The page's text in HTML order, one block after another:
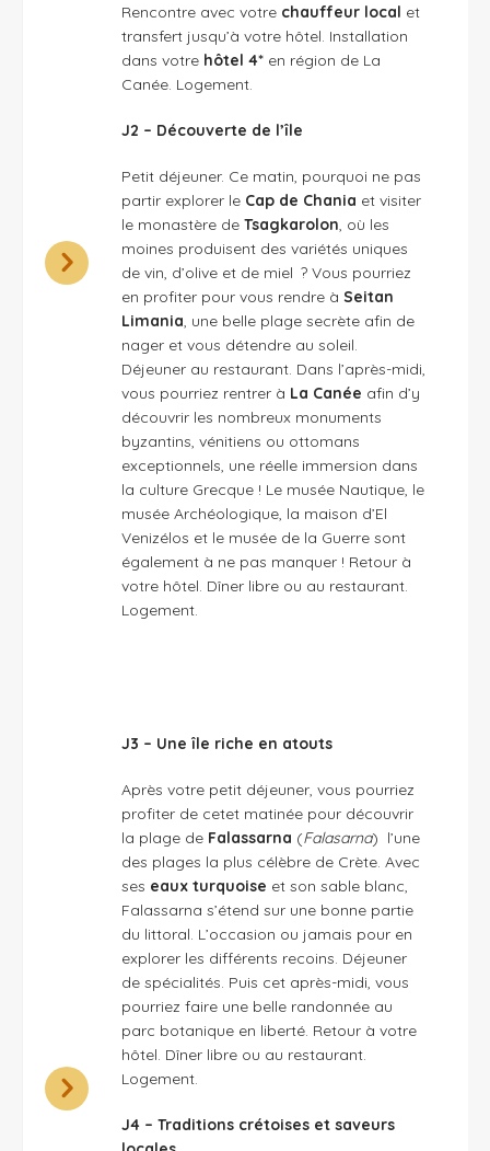
Rencontre avec votre chauffeur local et
transfert jusqu’à votre hôtel. Installation
dans votre hôtel 4*en région de La
Canée. Logement.
J2 – Découverte de l’île
Petit déjeuner. Ce matin, pourquoi ne pas
partir explorer le Cap de Chania et visiter
le monastère de Tsagkarolon, où les
moines produisent des variétés uniques
de vin, d’olive et de miel ? Vous pourriez
en profiter pour vous rendre à Seitan
Limania, une belle plage secrète afin de
nager et vous détendre au soleil.
Déjeuner au restaurant. Dans l’après-midi,
vous pourriez rentrer à La Canée afin d’y
découvrir les nombreux monuments
byzantins, vénitiens ou ottomans
exceptionnels, une réelle immersion dans
la culture Grecque ! Le musée Nautique, le
musée Archéologique, la maison d’El
Venizélos et le musée de la Guerre sont
également à ne pas manquer ! Retour à
votre hôtel. Dîner libre ou au restaurant.
Logement.
J3 – Une île riche en atouts
Après votre petit déjeuner, vous pourriez
profiter de cetet matinée pour découvrir
la plage de Falassarna (Falasarna) l’une
des plages la plus célèbre de Crète. Avec
ses eaux turquoise et son sable blanc,
Falassarna s’étend sur une bonne partie
du littoral. L’occasion ou jamais pour en
explorer les différents recoins. Déjeuner
de spécialités. Puis cet après-midi, vous
pourriez faire une belle randonnée au
parc botanique en liberté. Retour à votre
hôtel. Dîner libre ou au restaurant.
Logement.
J4 – Traditions crétoises et saveurs